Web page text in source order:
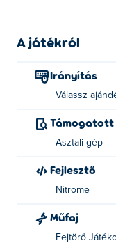
A játékról
Irányítás
Válassz
Asztali gép
Fejlesztő
Nitrome
Műfaj
Fejtörő